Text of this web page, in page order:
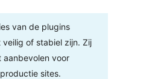
van de plugins
veilig of stabiel zijn. Zij
aanbevolen voor
sites.